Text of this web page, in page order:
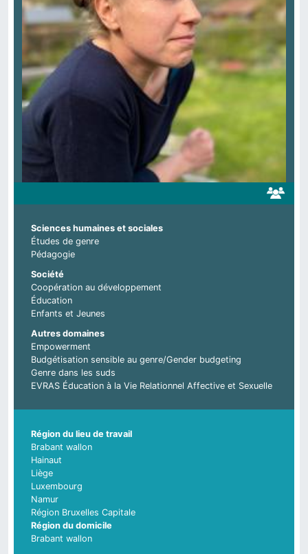
Sciences humaines et sociales
Études de genre
Pédagogie
Société
Coopération au développement
Éducation
Enfants et Jeunes
Autres domaines
Empowerment
Budgétisation sensible au genre/Gender budgeting
Genre dans les suds
EVRAS Éducation à la Vie Relationnel Affective et Sexuelle
Région du lieu de travail
Brabant wallon
Hainaut
Liège
Luxembourg
Namur
Région Bruxelles Capitale
Région du domicile
Brabant wallon